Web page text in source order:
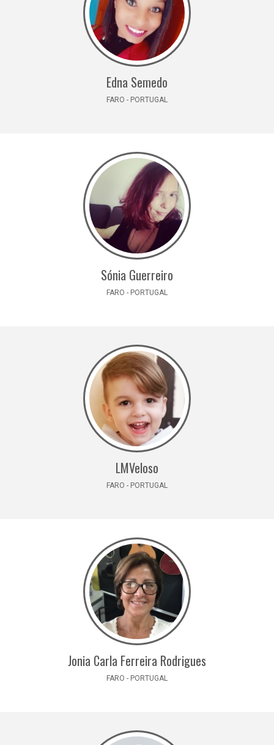
Edna Semedo
FARO - PORTUGAL
Sónia Guerreiro
FARO - PORTUGAL
LMVeloso
FARO - PORTUGAL
Jonia Carla Ferreira Rodrigues
FARO - PORTUGAL